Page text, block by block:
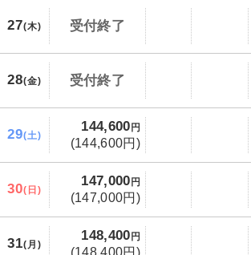
27(木) 受付終了
28(金) 受付終了
29(土)
144,600 円
(144,600円)
30(日)
147,000 円
(147,000円)
31(月)
148,400 円